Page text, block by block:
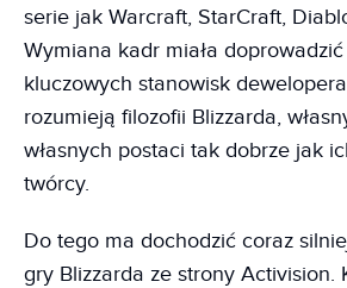
serie jak Warcraft, StarCraft,
Wymiana kadr miała
kluczowych stanowisk
rozumieją filozofii Blizzarda,
własnych postaci tak dobrze jak
twórcy.
Do tego ma dochodzić coraz
gry Blizzarda ze strony Activision.